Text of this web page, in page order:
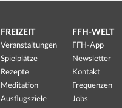
FREIZEIT
Veranstaltungen
Spielplätze
Rezepte
Meditation
Ausflugsziele
FFH-WELT
FFH-App
Newsletter
Kontakt
Frequenzen
Jobs